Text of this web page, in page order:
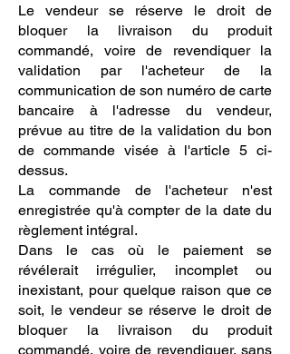
Le vendeur se réserve le droit de
bloquer la livraison du produit
commandé, voire de revendiquer la
validation par l'acheteur de la
communication de son numéro de carte
bancaire à l'adresse du vendeur,
prévue au titre de la validation du bon
de commande visée à l'article 5 ci-
dessus.
La commande de l'acheteur n'est
enregistrée qu'à compter de la date du
règlement intégral.
Dans le cas où le paiement se
révélerait irrégulier, incomplet ou
inexistant, pour quelque raison que ce
soit, le vendeur se réserve le droit de
bloquer la livraison du produit
commandé, voire de revendiquer, sans